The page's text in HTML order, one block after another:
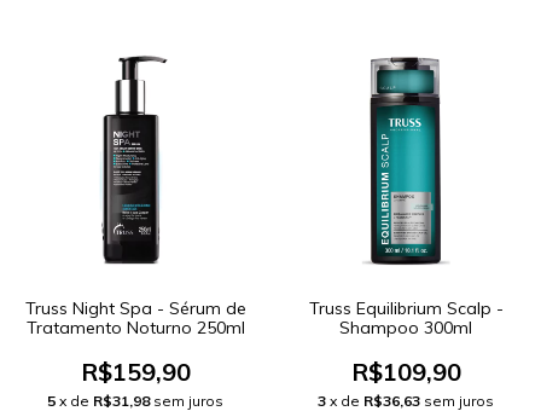
Truss Night Spa - Sérum de
Tratamento Noturno 250ml
R$159,90
5 x de R$31,98 sem juros
Truss Equilibrium Scalp -
Shampoo 300ml
R$109,90
3 x de R$36,63 sem juros